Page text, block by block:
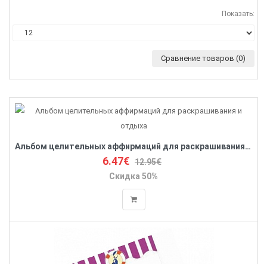
Показать:
Сравнение товаров (0)
Альбом целительных аффирмаций для раскрашивания и отдыха
6.47€ 12.95€
Скидка 50%